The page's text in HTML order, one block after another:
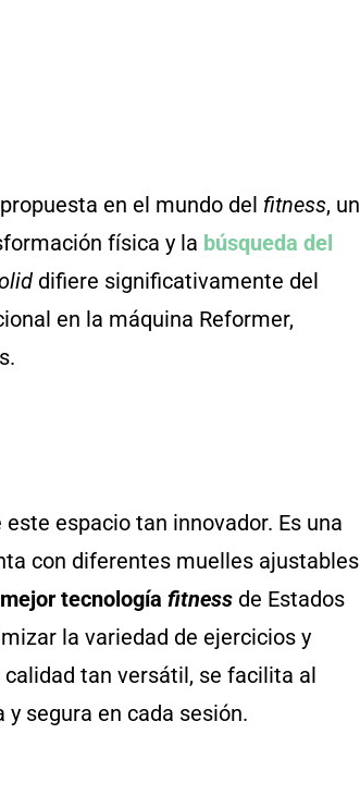
en el mundo del fitness, un
física y la búsqueda del
difiere significativamente del
en la máquina Reformer,
espacio tan innovador. Es una
con diferentes muelles ajustables
mejor tecnología fitness de Estados
la variedad de ejercicios y
tan versátil, se facilita al
segura en cada sesión.